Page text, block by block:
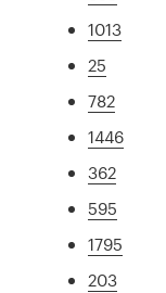
1013
25
782
1446
362
595
1795
203